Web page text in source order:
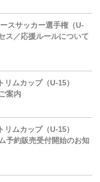
スサッカー選手権（U-
／応援ルールについて
ムカップ（U-15）
案内
ムカップ（U-15）
予約販売受付開始のお知